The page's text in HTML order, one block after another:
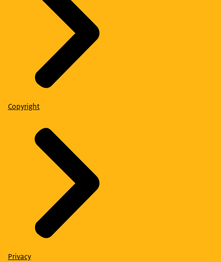
Copyright
Privacy